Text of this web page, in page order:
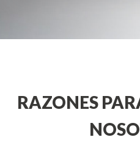
RAZONES